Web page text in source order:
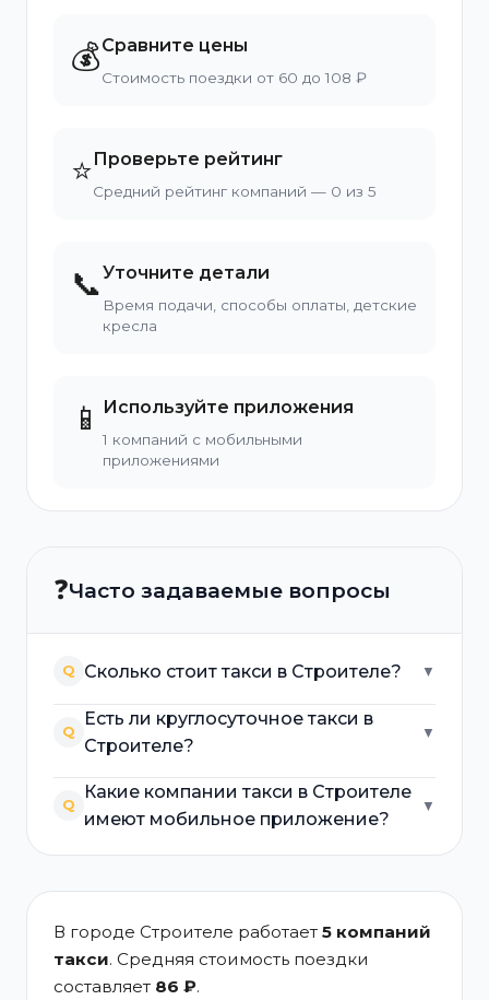
💰Сравните цены
Стоимость поездки от 60 до 108 ₽
⭐Проверьте рейтинг
Средний рейтинг компаний — 0 из 5
📞Уточните детали
Время подачи, способы оплаты, детские
кресла
📱 Используйте приложения
1 компаний с мобильными
приложениями
❓Часто задаваемые вопросы
Q Сколько стоит такси в Строителе? ▼
Q
Есть ли круглосуточное такси в
Строителе?
▼
Q
Какие компании такси в Строителе
имеют мобильное приложение?
▼
В городе Строителе работает 5 компаний
такси. Средняя стоимость поездки
составляет 86 ₽.